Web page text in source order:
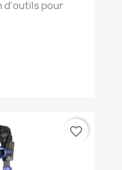
d'outils pour
favorite_border